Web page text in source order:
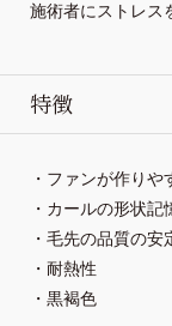
施術者にストレス
特徴
・ファンが作りや
・カールの形状記
・毛先の品質の安
・耐熱性
・黒褐色